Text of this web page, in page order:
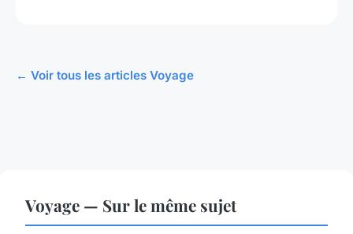
← Voir tous les articles Voyage
Voyage — Sur le même sujet